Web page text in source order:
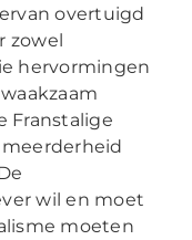
overtuigd
zowel
hervormingen
Franstalige
wil en moet
moeten